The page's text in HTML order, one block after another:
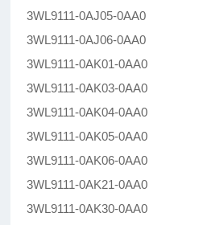
3WL9111-0AJ05-0AA0
3WL9111-0AJ06-0AA0
3WL9111-0AK01-0AA0
3WL9111-0AK03-0AA0
3WL9111-0AK04-0AA0
3WL9111-0AK05-0AA0
3WL9111-0AK06-0AA0
3WL9111-0AK21-0AA0
3WL9111-0AK30-0AA0